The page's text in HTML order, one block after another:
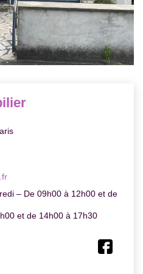
– De 09h00 à 12h00 et de
et de 14h00 à 17h30